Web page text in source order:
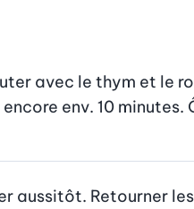
avec le thym et le
env. 10 minutes.
aussitôt. Retourner